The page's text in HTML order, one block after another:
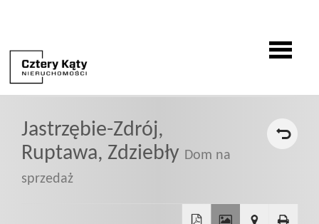
O
firmie
Jastrzębie-Zdrój,
Ruptawa, Zdziebły Dom na
sprzedaż